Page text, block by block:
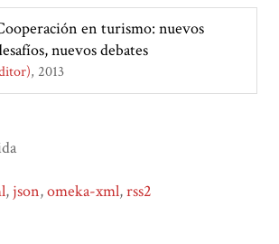
en turismo: nuevos
nuevos debates
2013
, json,omeka-xml,rss2